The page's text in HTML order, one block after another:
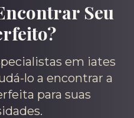
Seu
em iates
lo a encontrar a
para suas